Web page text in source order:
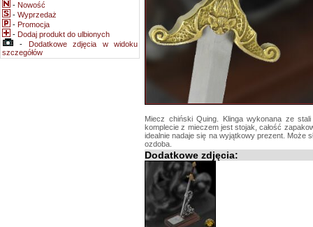
- Nowość
- Wyprzedaż
- Promocja
- Dodaj produkt do ulbionych
- Dodatkowe zdjęcia w widoku
szczegółów
Miecz chiński Quing. Klinga wykonana ze
komplecie z mieczem jest stojak, całość
idealnie nadaje się na wyjątkowy prezent. Może
ozdoba.
Dodatkowe zdjęcia: